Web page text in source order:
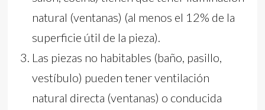
natural (ventanas) (al menos el 12% de la
superficie útil de la pieza).
Las piezas no habitables (baño, pasillo,
vestíbulo) pueden tener ventilación
natural directa (ventanas) o conducida